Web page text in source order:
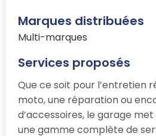
Marques distribuées
Multi-marques
Services proposés
Que ce soit pour l’entretien
moto, une réparation ou
d’accessoires, le garage met
une gamme complète de